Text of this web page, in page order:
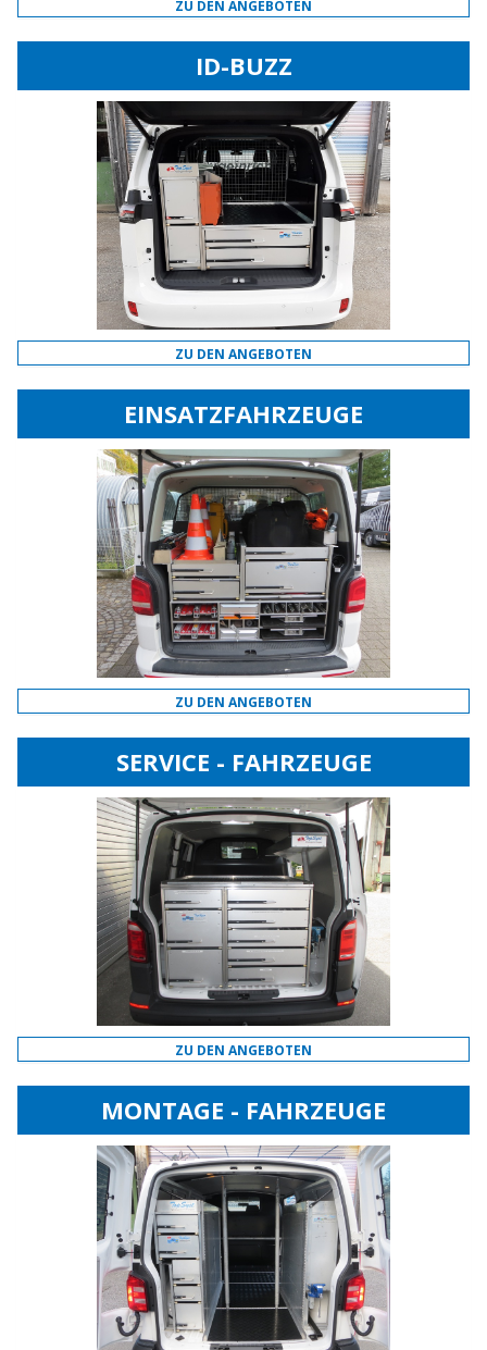
ZU DEN ANGEBOTEN
ID-BUZZ
ZU DEN ANGEBOTEN
EINSATZFAHRZEUGE
ZU DEN ANGEBOTEN
SERVICE - FAHRZEUGE
ZU DEN ANGEBOTEN
MONTAGE - FAHRZEUGE